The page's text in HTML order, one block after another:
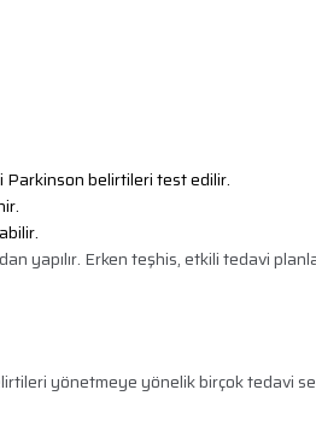
belirtileri test edilir.
yapılır. Erken teşhis, etkili tedavi
yönetmeye yönelik birçok tedavi